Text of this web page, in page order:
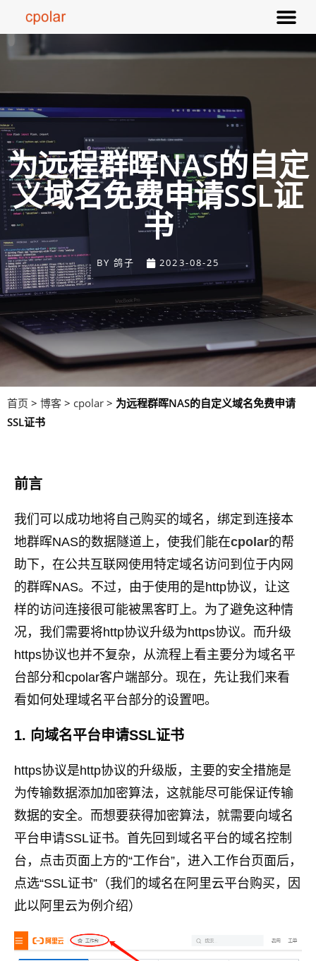
为远程群晖NAS的自定
义域名免费申请SSL证
书
BY 鸽子 2023-08-25
首页 > 博客 > cpolar > 为远程群晖NAS的自定义域名免费申请
SSL证书
前言
我们可以成功地将自己购买的域名，绑定到连接本
地群晖NAS的数据隧道上，使我们能在cpolar的帮
助下，在公共互联网使用特定域名访问到位于内网
的群晖NAS。不过，由于使用的是http协议，让这
样的访问连接很可能被黑客盯上。为了避免这种情
况，我们需要将http协议升级为https协议。而升级
https协议也并不复杂，从流程上看主要分为域名平
台部分和cpolar客户端部分。现在，先让我们来看
看如何处理域名平台部分的设置吧。
1. 向域名平台申请SSL证书
https协议是http协议的升级版，主要的安全措施是
为传输数据添加加密算法，这就能尽可能保证传输
数据的安全。而想要获得加密算法，就需要向域名
平台申请SSL证书。首先回到域名平台的域名控制
台，点击页面上方的“工作台”，进入工作台页面后，
点选“SSL证书”（我们的域名在阿里云平台购买，因
此以阿里云为例介绍）